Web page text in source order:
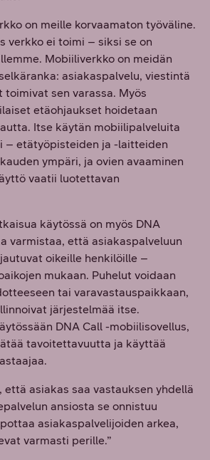
on meille korvaamaton työväline.
verkko ei toimi – siksi se on
Mobiiliverkko on meidän
asiakaspalvelu, viestintä
toimivat sen varassa. Myös
etäohjaukset hoidetaan
Itse käytän mobiilipalveluita
– etätyöpisteiden ja -laitteiden
ympäri, ja ovien avaaminen
vaatii luotettavan
käytössä on myös DNA
varmistaa, että asiakaspalveluun
oikeille henkilöille –
mukaan. Puhelut voidaan
tai varavastauspaikkaan,
järjestelmää itse.
DNA Call -mobiilisovellus,
tavoitettavuutta ja käyttää
että asiakas saa vastauksen yhdellä
ansiosta se onnistuu
asiakaspalvelijoiden arkea,
varmasti perille.”